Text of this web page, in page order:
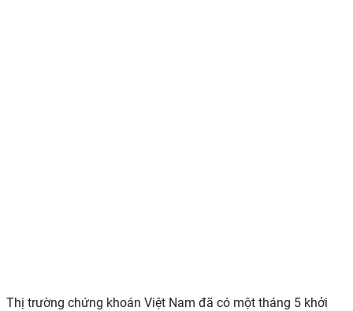
Thị trường chứng khoán Việt Nam đã có một tháng 5 khởi